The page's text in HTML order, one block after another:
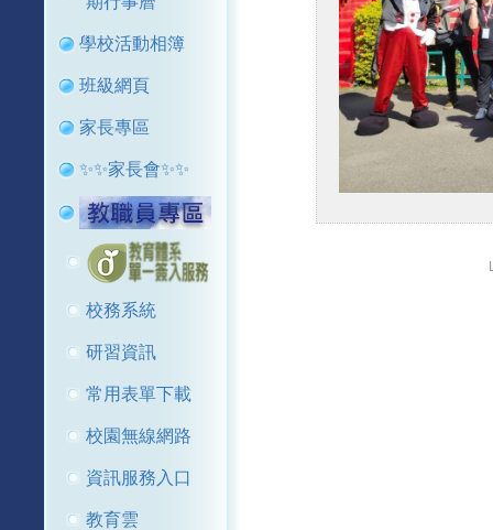
學校活動相簿
班級網頁
家長專區
✨✨家長會✨✨
校務系統
研習資訊
常用表單下載
校園無線網路
資訊服務入口
教育雲